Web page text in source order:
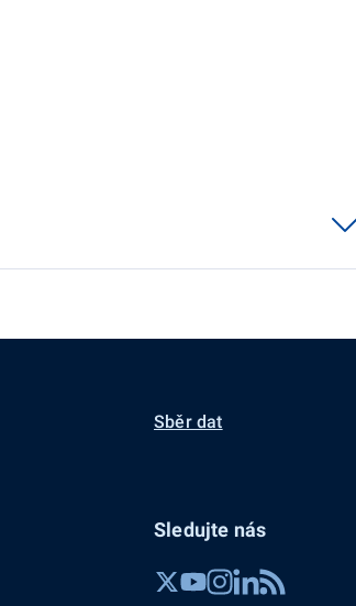
Sběr dat
Sledujte nás